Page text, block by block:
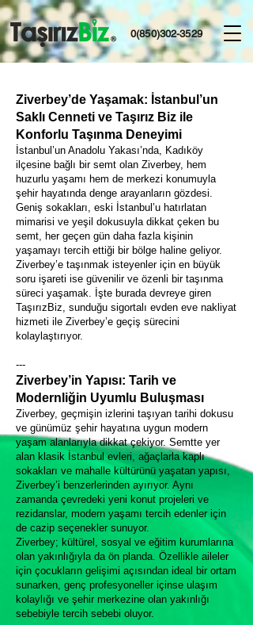
0(850)302-3529
Ziverbey’de Yaşamak: İstanbul’un
Saklı Cenneti ve Taşırız Biz ile
Konforlu Taşınma Deneyimi
İstanbul’un Anadolu Yakası’nda, Kadıköy
ilçesine bağlı bir semt olan Ziverbey, hem
huzurlu yaşamı hem de merkezi konumuyla
şehir hayatında denge arayanların gözdesi.
Geniş sokakları, eski İstanbul’u hatırlatan
mimarisi ve yeşil dokusuyla dikkat çeken bu
semt, her geçen gün daha fazla kişinin
yaşamayı tercih ettiği bir bölge haline geliyor.
Ziverbey’e taşınmak isteyenler için en büyük
soru işareti ise güvenilir ve özenli bir taşınma
süreci yaşamak. İşte burada devreye giren
TaşırızBiz, sunduğu sigortalı evden eve nakliyat
hizmeti ile Ziverbey’e geçiş sürecini
kolaylaştırıyor.
---
Ziverbey’in Yapısı: Tarih ve
Modernliğin Uyumlu Buluşması
Ziverbey, geçmişin izlerini taşıyan tarihi dokusu
ve günümüz şehir hayatına uygun modern
yaşam alanlarıyla dikkat çekiyor. Semtte yer
alan klasik İstanbul evleri, ağaçlarla kaplı
sokakları ve mahalle kültürünü yaşatan yapısı,
Ziverbey’i benzerlerinden ayırıyor. Aynı
zamanda çevredeki yeni konut projeleri ve
rezidanslar, modern yaşamı tercih edenler için
de cazip seçenekler sunuyor.
Ziverbey; kültürel, sosyal ve eğitim kurumlarına
olan yakınlığıyla da ön planda. Özellikle aileler
için çocukların gelişimi açısından ideal bir ortam
sunarken, genç profesyoneller içinse ulaşım
kolaylığı ve şehir merkezine olan yakınlığı
sebebiyle tercih sebebi oluyor.